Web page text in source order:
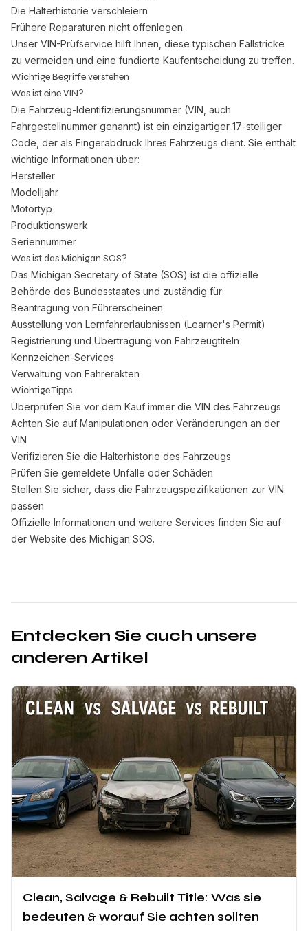
Die Halterhistorie verschleiern
Frühere Reparaturen nicht offenlegen
Unser VIN-Prüfservice hilft Ihnen, diese typischen Fallstricke
zu vermeiden und eine fundierte Kaufentscheidung zu treffen.
Wichtige Begriffe verstehen
Was ist eine VIN?
Die Fahrzeug-Identifizierungsnummer (VIN, auch
Fahrgestellnummer genannt) ist ein einzigartiger 17-stelliger
Code, der als Fingerabdruck Ihres Fahrzeugs dient. Sie enthält
wichtige Informationen über:
Hersteller
Modelljahr
Motortyp
Produktionswerk
Seriennummer
Was ist das Michigan SOS?
Das Michigan Secretary of State (SOS) ist die offizielle
Behörde des Bundesstaates und zuständig für:
Beantragung von Führerscheinen
Ausstellung von Lernfahrerlaubnissen (Learner's Permit)
Registrierung und Übertragung von Fahrzeugtiteln
Kennzeichen-Services
Verwaltung von Fahrerakten
Wichtige Tipps
Überprüfen Sie vor dem Kauf immer die VIN des Fahrzeugs
Achten Sie auf Manipulationen oder Veränderungen an der
VIN
Verifizieren Sie die Halterhistorie des Fahrzeugs
Prüfen Sie gemeldete Unfälle oder Schäden
Stellen Sie sicher, dass die Fahrzeugspezifikationen zur VIN
passen
Offizielle Informationen und weitere Services finden Sie auf
der Website des Michigan SOS.
Entdecken Sie auch unsere
anderen Artikel
Clean, Salvage & Rebuilt Title: Was sie
bedeuten & worauf Sie achten sollten